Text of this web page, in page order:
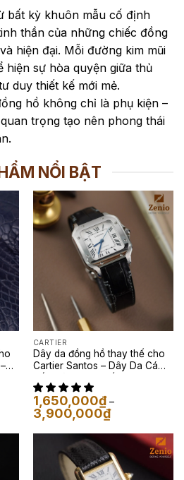
bất kỳ khuôn mẫu cố định
thần của những chiếc đồng
hiện đại. Mỗi đường kim mũi
hiện sự hòa quyện giữa thủ
duy thiết kế mới mẻ.
hồ không chỉ là phụ kiện –
trọng tạo nên phong thái
NỔI BẬT
CARTIER
Dây da đồng hồ thay thế cho
Cartier Santos – Dây Da Cá
1,650,000₫ –
3,900,000₫Khoảng
giá:
1,650,000₫
3,900,000₫